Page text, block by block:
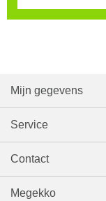
Mijn gegevens
Service
Contact
Megekko